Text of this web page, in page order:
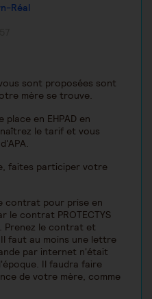
Réal
sont proposées sont
mère se trouve.
en EHPAD en
le tarif et vous
faites participer votre
contrat pour prise en
le contrat PROTECTYS
Prenez le contrat et
faut au moins une lettre
par internet n'était
Il faudra faire
de votre mère, comme